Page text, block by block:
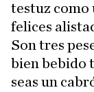
testuz como
felices
Son tres
bien bebido
seas un